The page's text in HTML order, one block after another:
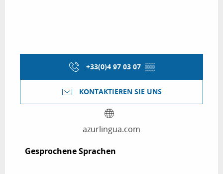
+33(0)4 97 03 07 ▒▒
KONTAKTIEREN SIE UNS
azurlingua.com
Gesprochene Sprachen
Gesprochene Sprachen